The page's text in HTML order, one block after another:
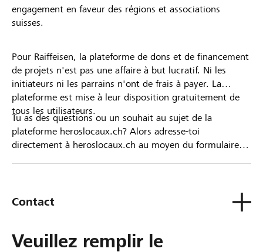
engagement en faveur des régions et associations
suisses.
Pour Raiffeisen, la plateforme de dons et de financement
de projets n'est pas une affaire à but lucratif. Ni les
initiateurs ni les parrains n'ont de frais à payer. La
plateforme est mise à leur disposition gratuitement de
tous les utilisateurs.
Tu as des questions ou un souhait au sujet de la
plateforme heroslocaux.ch? Alors adresse-toi
directement à heroslocaux.ch au moyen du formulaire
Contact
Veuillez remplir le